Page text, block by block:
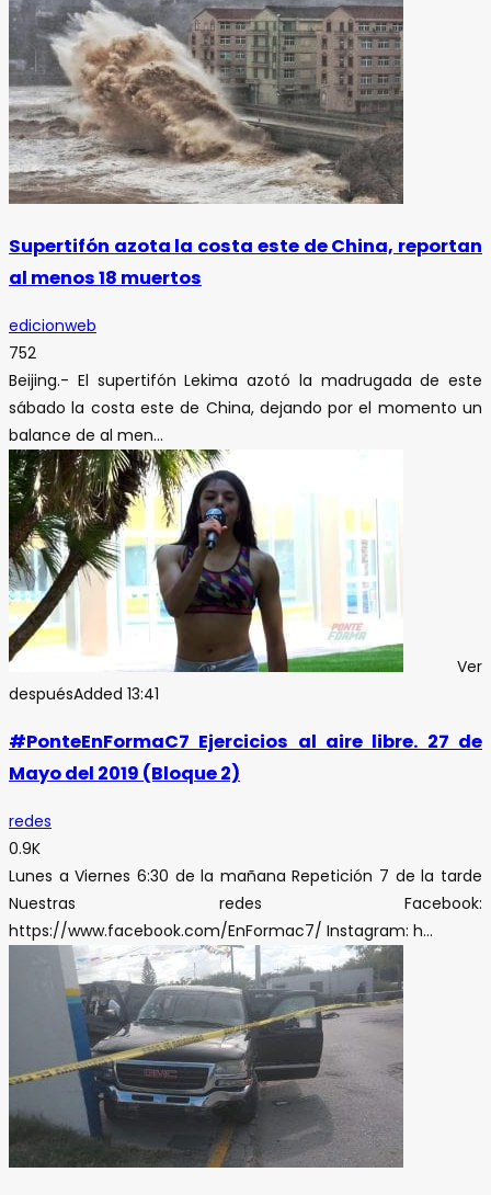
Supertifón azota la costa este de China, reportan
al menos 18 muertos
edicionweb
752
Beijing.- El supertifón Lekima azotó la madrugada de este
sábado la costa este de China, dejando por el momento un
balance de al men...
Ver
despuésAdded 13:41
#PonteEnFormaC7 Ejercicios al aire libre. 27 de
Mayo del 2019 (Bloque 2)
redes
0.9K
Lunes a Viernes 6:30 de la mañana Repetición 7 de la tarde
Nuestras redes Facebook:
https://www.facebook.com/EnFormac7/ Instagram: h...